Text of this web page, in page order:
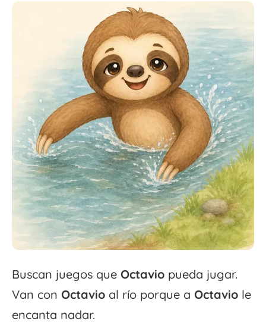
Buscan juegos que Octavio pueda jugar.
Van con Octavio al río porque a Octavio le
encanta nadar.